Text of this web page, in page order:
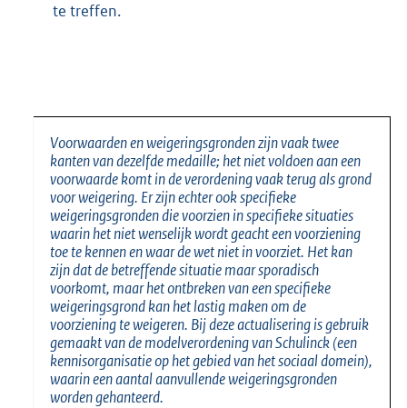
te treffen.
Voorwaarden en weigeringsgronden zijn vaak twee
kanten van dezelfde medaille; het niet voldoen aan een
voorwaarde komt in de verordening vaak terug als grond
voor weigering. Er zijn echter ook specifieke
weigeringsgronden die voorzien in specifieke situaties
waarin het niet wenselijk wordt geacht een voorziening
toe te kennen en waar de wet niet in voorziet. Het kan
zijn dat de betreffende situatie maar sporadisch
voorkomt, maar het ontbreken van een specifieke
weigeringsgrond kan het lastig maken om de
voorziening te weigeren. Bij deze actualisering is gebruik
gemaakt van de modelverordening van Schulinck (een
kennisorganisatie op het gebied van het sociaal domein),
waarin een aantal aanvullende weigeringsgronden
worden gehanteerd.